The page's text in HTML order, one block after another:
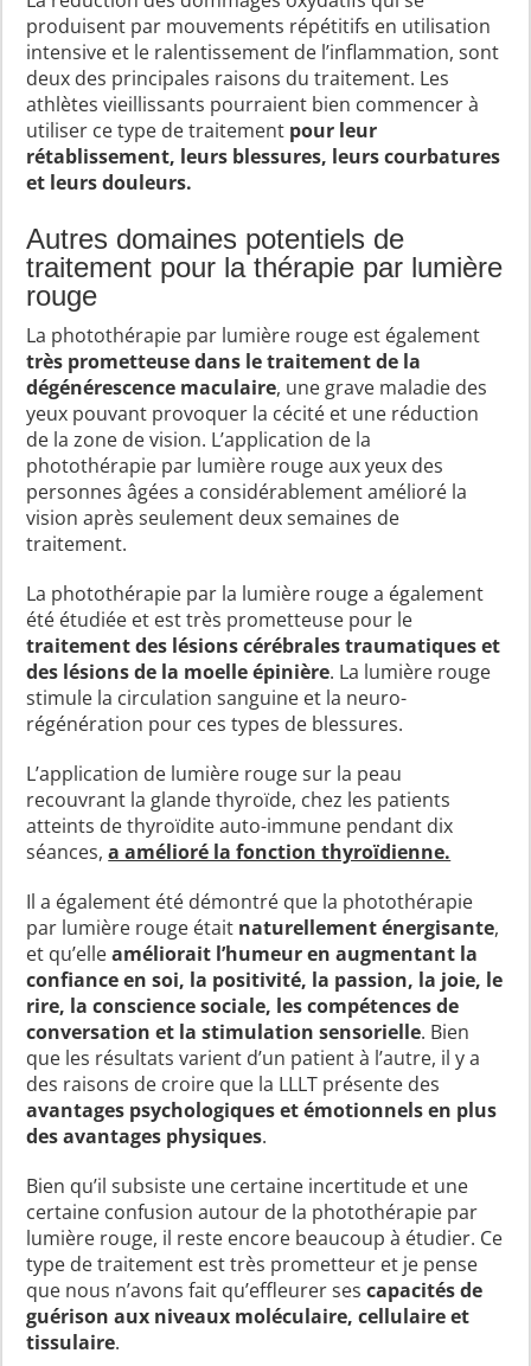
produisent par mouvements répétitifs en utilisation
intensive et le ralentissement de l’inflammation, sont
deux des principales raisons du traitement. Les
athlètes vieillissants pourraient bien commencer à
utiliser ce type de traitement pour leur
rétablissement, leurs blessures, leurs courbatures
et leurs douleurs.
Autres domaines potentiels de
traitement pour la thérapie par lumière
rouge
La photothérapie par lumière rouge est également
très prometteuse dans le traitement de la
dégénérescence maculaire, une grave maladie des
yeux pouvant provoquer la cécité et une réduction
de la zone de vision. L’application de la
photothérapie par lumière rouge aux yeux des
personnes âgées a considérablement amélioré la
vision après seulement deux semaines de
traitement.
La photothérapie par la lumière rouge a également
été étudiée et est très prometteuse pour le
traitement des lésions cérébrales traumatiques et
des lésions de la moelle épinière. La lumière rouge
stimule la circulation sanguine et la neuro-
régénération pour ces types de blessures.
L’application de lumière rouge sur la peau
recouvrant la glande thyroïde, chez les patients
atteints de thyroïdite auto-immune pendant dix
séances,a amélioré la fonction thyroïdienne.
Il a également été démontré que la photothérapie
par lumière rouge était naturellement énergisante,
et qu’elleaméliorait l’humeur en augmentant la
confiance en soi, la positivité, la passion, la joie, le
rire, la conscience sociale, les compétences de
conversation et la stimulation sensorielle. Bien
que les résultats varient d’un patient à l’autre, il y a
des raisons de croire que la LLLT présente des
avantages psychologiques et émotionnels en plus
des avantages physiques.
Bien qu’il subsiste une certaine incertitude et une
certaine confusion autour de la photothérapie par
lumière rouge, il reste encore beaucoup à étudier. Ce
type de traitement est très prometteur et je pense
que nous n’avons fait qu’effleurer sescapacités de
guérison aux niveaux moléculaire, cellulaire et
tissulaire.